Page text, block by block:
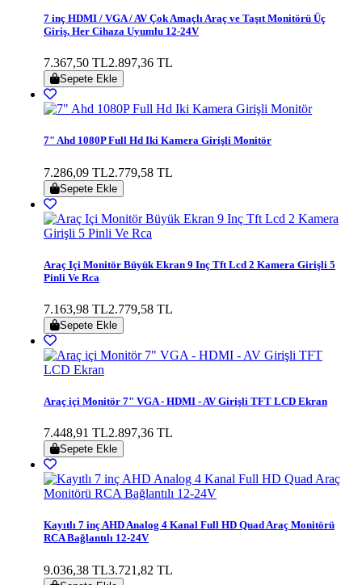
7 inç HDMI / VGA / AV Çok Amaçlı Araç ve Taşıt Monitörü Üç
Giriş, Her Cihaza Uyumlu 12-24V
7.367,50 TL2.897,36 TL
Sepete Ekle
7" Ahd 1080P Full Hd Iki Kamera Girişli Monitör
7.286,09 TL2.779,58 TL
Sepete Ekle
Araç Içi Monitör Büyük Ekran 9 Inç Tft Lcd 2 Kamera Girişli 5
Pinli Ve Rca
7.163,98 TL2.779,58 TL
Sepete Ekle
Araç içi Monitör 7" VGA - HDMI - AV Girişli TFT LCD Ekran
7.448,91 TL2.897,36 TL
Sepete Ekle
Kayıtlı 7 inç AHD Analog 4 Kanal Full HD Quad Araç Monitörü
RCA Bağlantılı 12-24V
9.036,38 TL3.721,82 TL